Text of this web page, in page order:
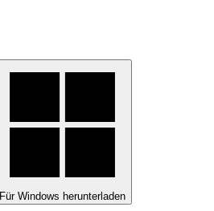
Für Windows herunterladen